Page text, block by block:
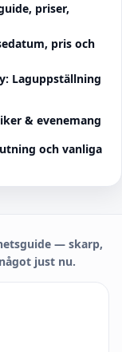
priser,
pris och
Laguppställning
& evenemang
och vanliga
— skarp,
just nu.